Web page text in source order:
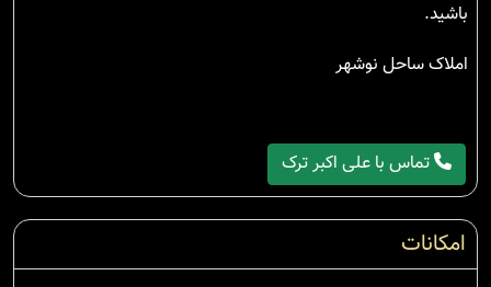
باشید.
املاک ساحل نوشهر
تماس با علی اکبر ترک
امکانات